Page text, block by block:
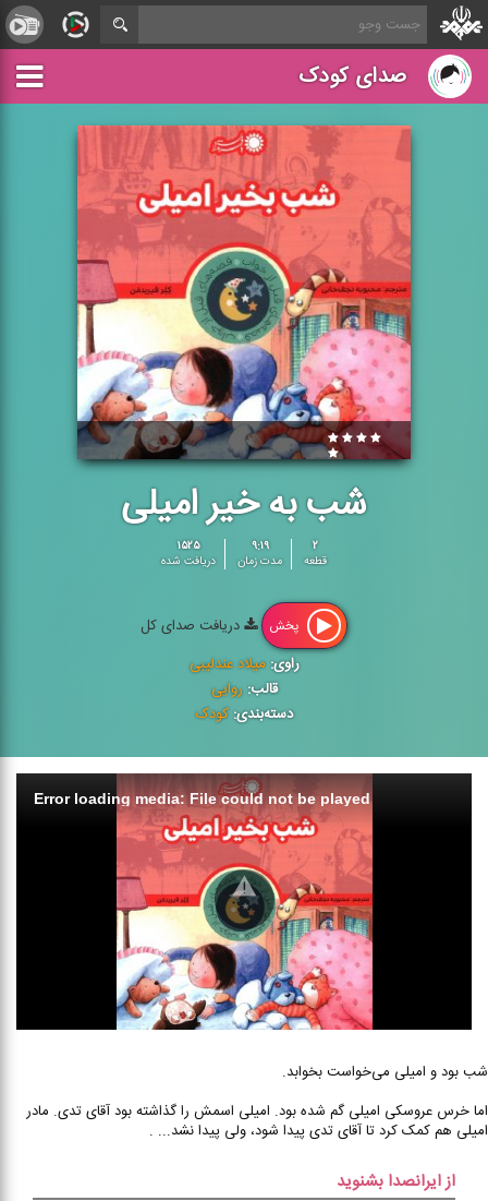
صدای کودک
شب به خیر امیلی
۲
قطعه
۹:۱۹
مدت زمان
۱۵۲۵
دریافت شده
پخش
دریافت صدای کل
راوی: میلاد عندلیبی
قالب: روایی
دسته‌بندی: کودک
Error loading media: File could not be played
شب بود و امیلی می‌‌خواست بخوابد.
اما خرس عروسکی امیلی گم شده بود. امیلی اسمش را گذاشته بود آقای تدی. مادر
امیلی هم کمک کرد تا آقای تدی پیدا شود، ولی پیدا نشد... .
از ایرانصدا بشنوید